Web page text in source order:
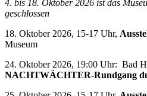
4. bis 18. Oktober 2026 ist das
geschlossen
18. Oktober 2026, 15-17 Uhr,
Museum
24. Oktober 2026, 19:00 Uhr: Bad
NACHTWÄCHTER-Rundgang